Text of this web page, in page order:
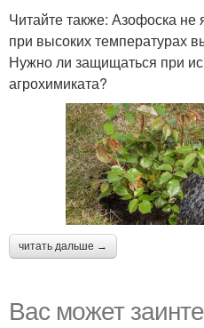
Читайте также: Азофоска не
при высоких температурах
Нужно ли защищаться при
агрохимиката?
читать дальше →
Вас может